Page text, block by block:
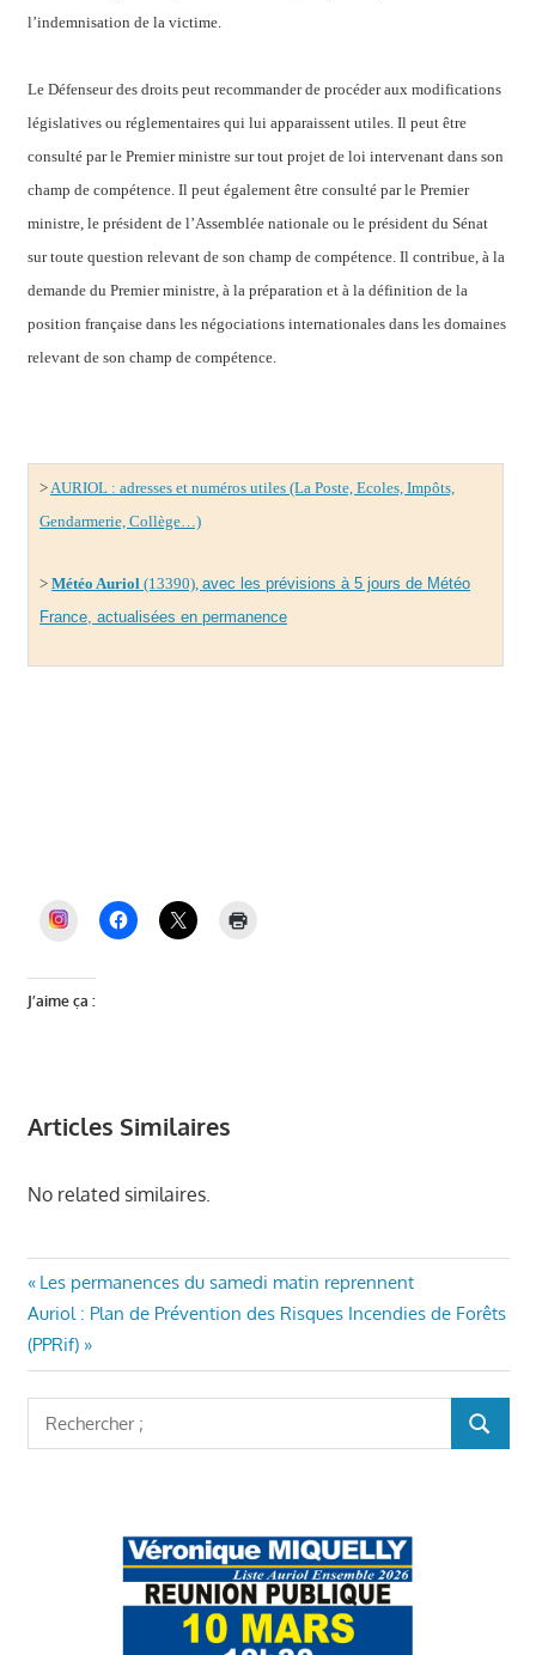
l’indemnisation de la victime.
Le Défenseur des droits peut recommander de procéder aux modifications
législatives ou réglementaires qui lui apparaissent utiles. Il peut être
consulté par le Premier ministre sur tout projet de loi intervenant dans son
champ de compétence. Il peut également être consulté par le Premier
ministre, le président de l’Assemblée nationale ou le président du Sénat
sur toute question relevant de son champ de compétence. Il contribue, à la
demande du Premier ministre, à la préparation et à la définition de la
position française dans les négociations internationales dans les domaines
relevant de son champ de compétence.
>AURIOL : adresses et numéros utiles (La Poste, Ecoles, Impôts,
Gendarmerie, Collège…)
>Météo Auriol (13390),avec les prévisions à 5 jours de Météo
France, actualisées en permanence
INSTAGRAM
J’aime ça :
Articles Similaires
No related similaires.
MAIRIE
AURIOL
MIQUELLY
Navigation
de
l’article
Article
précédent
:
Les permanences du samedi matin reprennent
Article
suivant
:
Auriol : Plan de Prévention des Risques Incendies de Forêts
(PPRif)
Rechercher
: